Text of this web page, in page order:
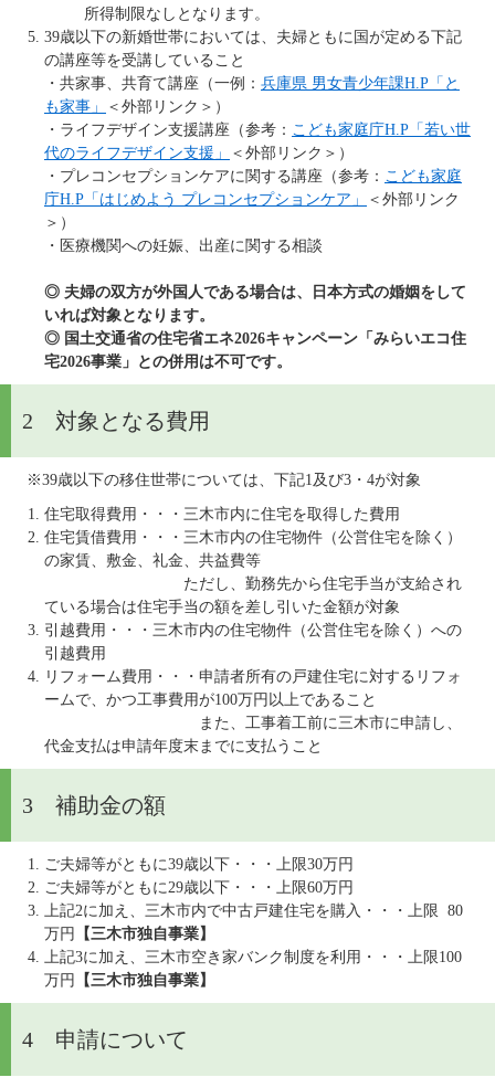
所得制限なしとなります。
39歳以下の新婚世帯においては、夫婦ともに国が定める下記
の講座等を受講していること
・共家事、共育て講座（一例： 兵庫県 男女青少年課H.P「と
も家事」
＜外部リンク＞ ）
・ライフデザイン支援講座（参考： こども家庭庁H.P「若い世
代のライフデザイン支援」
＜外部リンク＞ ）
・プレコンセプションケアに関する講座（参考： こども家庭
庁H.P「はじめよう プレコンセプションケア」
＜外部リンク
＞ ）
・医療機関への妊娠、出産に関する相談
◎ 夫婦の双方が外国人である場合は、日本方式の婚姻をして
いれば対象となります。
◎ 国土交通省の住宅省エネ2026キャンペーン「みらいエコ住
宅2026事業」との併用は​不可です。
2 対象となる費用
※39歳以下の移住世帯については、下記1及び3・4が対象
住宅取得費用・・・三木市内に住宅を取得した費用
住宅賃借費用・・・三木市内の住宅物件（公営住宅を除く）
の家賃、敷金、礼金、共益費等
ただし、勤務先から住宅手当が支給され
ている場合は住宅手当の額を差し引いた金額が対象
引越費用・・・三木市内の住宅物件（公営住宅を除く）への
引越費用
リフォーム費用・・・申請者所有の戸建住宅に対するリフォ
ームで、かつ工事費用が100万円以上であること
また、工事着工前に三木市に申請し、
代金支払は申請年度末までに支払うこと
3 補助金の額
ご夫婦等がともに39歳以下・・・上限30万円
ご夫婦等がともに29歳以下・・・上限60万円
上記2に加え、三木市内で中古戸建住宅を購入・・・上限 80
万円
【三木市独自事業】
上記3に加え、三木市空き家バンク制度を利用・・・上限100
万円
【三木市独自事業】
4 申請について